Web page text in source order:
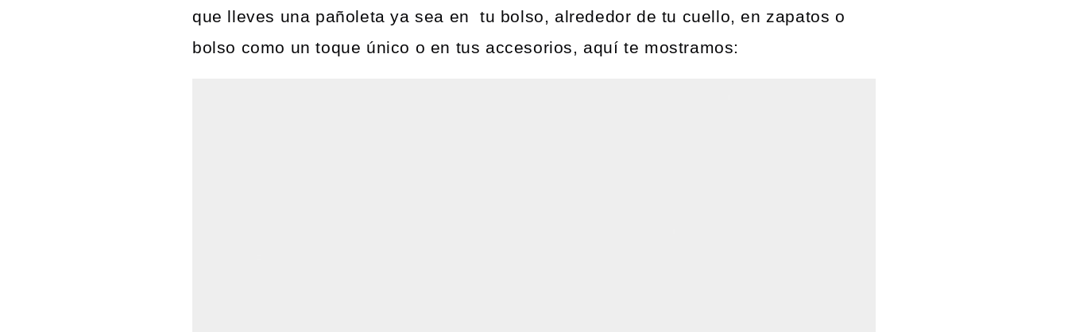
que lleves una pañoleta ya sea en tu bolso, alrededor de tu cuello, en zapatos o
bolso como un toque único o en tus accesorios, aquí te mostramos: